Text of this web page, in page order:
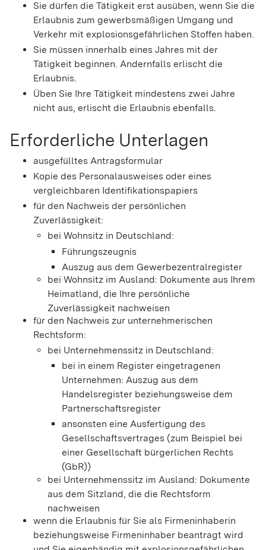
Sie dürfen die Tätigkeit erst ausüben, wenn Sie die
Erlaubnis zum gewerbsmäßigen Umgang und
Verkehr mit explosionsgefährlichen Stoffen haben.
Sie müssen innerhalb eines Jahres mit der
Tätigkeit beginnen. Andernfalls erlischt die
Erlaubnis.
Üben Sie Ihre Tätigkeit mindestens zwei Jahre
nicht aus, erlischt die Erlaubnis ebenfalls.
Erforderliche Unterlagen
ausgefülltes Antragsformular
Kopie des Personalausweises oder eines
vergleichbaren Identifikationspapiers
für den Nachweis der persönlichen
Zuverlässigkeit:
bei Wohnsitz in Deutschland:
Führungszeugnis
Auszug aus dem Gewerbezentralregister
bei Wohnsitz im Ausland: Dokumente aus Ihrem
Heimatland, die Ihre persönliche
Zuverlässigkeit nachweisen
für den Nachweis zur unternehmerischen
Rechtsform:
bei Unternehmenssitz in Deutschland:
bei in einem Register eingetragenen
Unternehmen: Auszug aus dem
Handelsregister beziehungsweise dem
Partnerschaftsregister
ansonsten eine Ausfertigung des
Gesellschaftsvertrages (zum Beispiel bei
einer Gesellschaft bürgerlichen Rechts
(GbR))
bei Unternehmenssitz im Ausland: Dokumente
aus dem Sitzland, die die Rechtsform
nachweisen
wenn die Erlaubnis für Sie als Firmeninhaberin
beziehungsweise Firmeninhaber beantragt wird